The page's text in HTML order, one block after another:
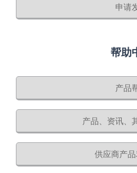
申请
帮助
产品
产品、资讯、
供应商产